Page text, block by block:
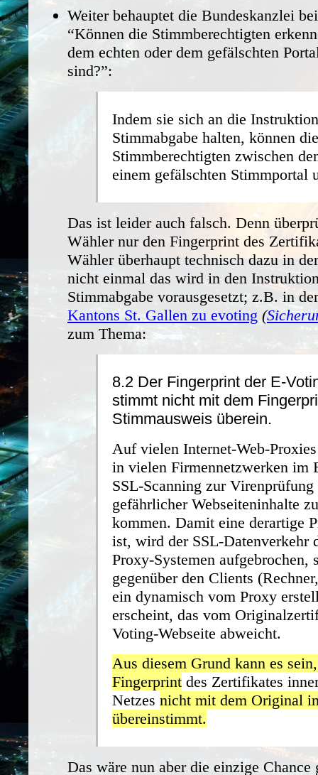
Weiter behauptet die Bundeskanzlei
“Können die Stimmberechtigten
dem echten oder dem gefälschten
sind?”:
Indem sie sich an die
Stimmabgabe halten, können die
Stimmberechtigten zwischen
einem gefälschten Stimmportal
Das ist leider auch falsch. Denn
Wähler nur den Fingerprint des
Wähler überhaupt technisch dazu in
nicht einmal das wird in den
Stimmabgabe vorausgesetzt; z.B. in
Kantons St. Gallen zu evoting (
zum Thema:
8.2 Der Fingerprint der E-
stimmt nicht mit dem
Stimmausweis überein.
Auf vielen Internet-Web-
in vielen Firmennetzwerken im
SSL-Scanning zur
gefährlicher Webseiteninhalte
kommen. Damit eine derartige
ist, wird der SSL-Datenverkehr
Proxy-Systemen aufgebrochen,
gegenüber den Clients
ein dynamisch vom Proxy
erscheint, das vom
Voting-Webseite abweicht.
Aus diesem Grund kann es
Fingerprint des Zertifikates
Netzes nicht mit dem Original
übereinstimmt.
Das wäre nun aber die einzige Chance